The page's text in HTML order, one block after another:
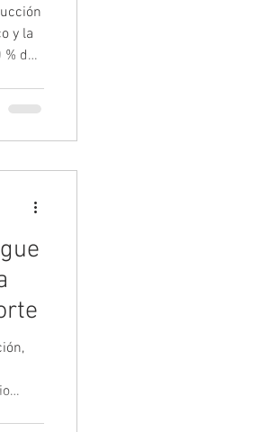
y la
de